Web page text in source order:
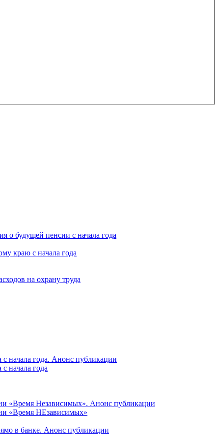
о будущей пенсии с начала года
краю с начала года
на охрану труда
начала года. Анонс публикации
начала года
«Время Независимых». Анонс публикации
«Время НЕзависимых»
в банке. Анонс публикации